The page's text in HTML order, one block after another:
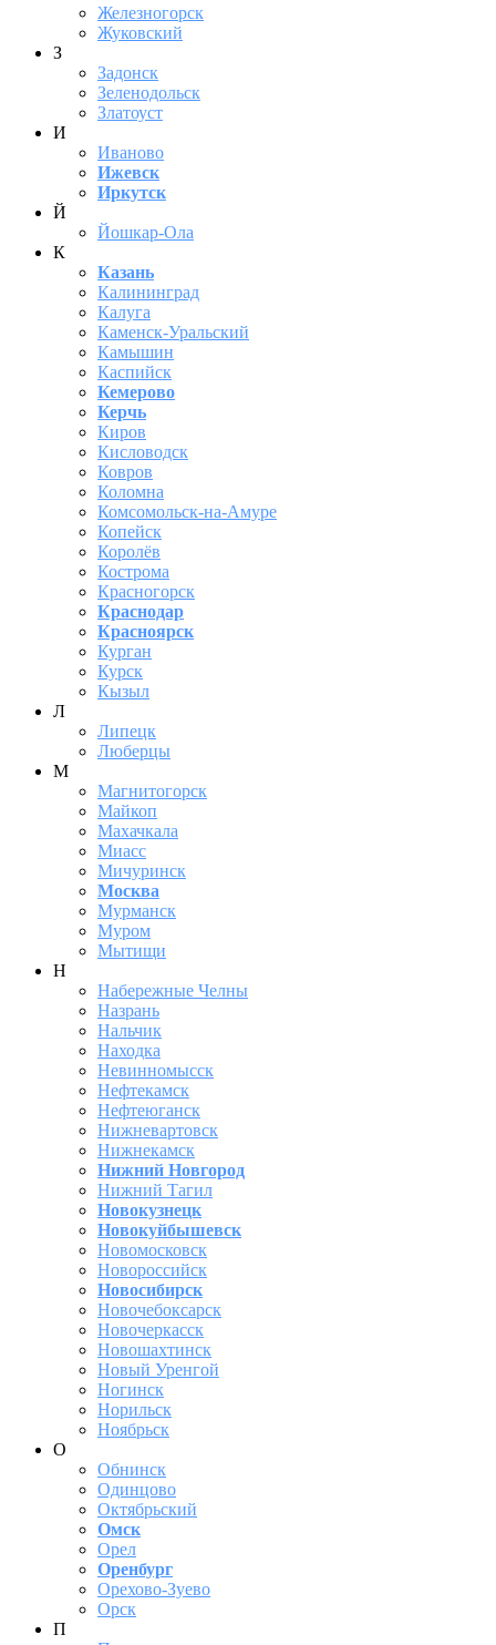
Железногорск
Жуковский
З
Задонск
Зеленодольск
Златоуст
И
Иваново
Ижевск
Иркутск
Й
Йошкар-Ола
К
Казань
Калининград
Калуга
Каменск-Уральский
Камышин
Каспийск
Кемерово
Керчь
Киров
Кисловодск
Ковров
Коломна
Комсомольск-на-Амуре
Копейск
Королёв
Кострома
Красногорск
Краснодар
Красноярск
Курган
Курск
Кызыл
Л
Липецк
Люберцы
М
Магнитогорск
Майкоп
Махачкала
Миасс
Мичуринск
Москва
Мурманск
Муром
Мытищи
Н
Набережные Челны
Назрань
Нальчик
Находка
Невинномысск
Нефтекамск
Нефтеюганск
Нижневартовск
Нижнекамск
Нижний Новгород
Нижний Тагил
Новокузнецк
Новокуйбышевск
Новомосковск
Новороссийск
Новосибирск
Новочебоксарск
Новочеркасск
Новошахтинск
Новый Уренгой
Ногинск
Норильск
Ноябрьск
О
Обнинск
Одинцово
Октябрьский
Омск
Орел
Оренбург
Орехово-Зуево
Орск
П